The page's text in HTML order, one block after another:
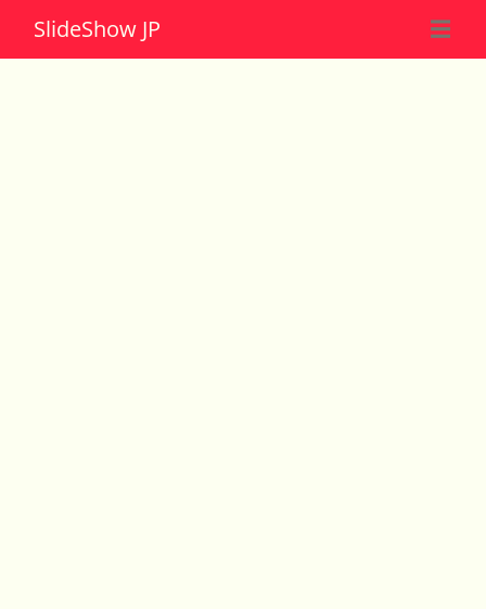
SlideShow JP ☰